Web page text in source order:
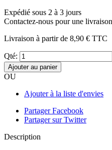
Expédié sous 2 à 3 jours
Contactez-nous pour une
Livraison à partir de 8,90 € TTC
Qté:
Ajouter au panier
OU
Ajouter à la liste d'envies
Partager Facebook
Partager sur Twitter
Description